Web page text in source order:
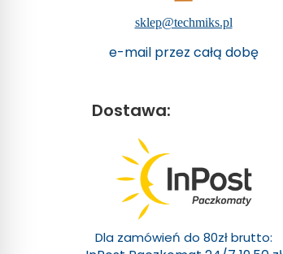
sklep@techmiks.pl
e-mail przez całą dobę
Dostawa:
Dla zamówień do 80zł brutto: